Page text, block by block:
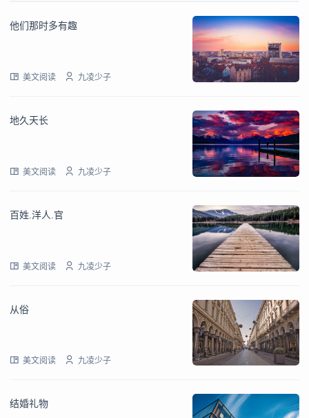
他们那时多有趣
美文阅读 九凌少子
地久天长
美文阅读 九凌少子
百姓.洋人.官
美文阅读 九凌少子
从俗
美文阅读 九凌少子
结婚礼物